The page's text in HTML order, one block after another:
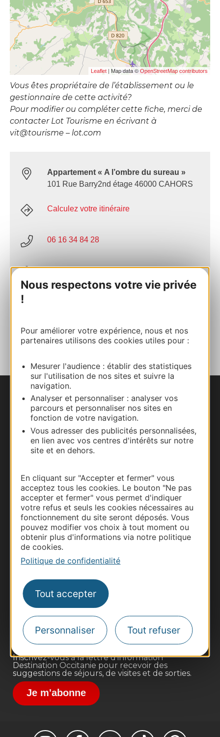
Nous respectons votre vie privée
!
Pour améliorer votre expérience, nous et nos
partenaires utilisons des cookies utiles pour :
Mesurer l'audience : établir des statistiques
sur l'utilisation de nos sites et suivre la
navigation.
Analyser et personnaliser : analyser vos
parcours et personnaliser nos sites en
fonction de votre navigation.
Vous adresser des publicités personnalisées,
en lien avec vos centres d'intérêts sur notre
site et en dehors.
En cliquant sur "Accepter et fermer" vous
acceptez tous les cookies. Le bouton "Ne pas
accepter et fermer" vous permet d'indiquer
votre refus et seuls les cookies nécessaires au
fonctionnement du site seront déposés. Vous
pouvez modifier vos choix à tout moment ou
obtenir plus d'informations via notre politique
de cookies.
Politique de confidentialité
Tout accepter
Personnaliser Tout refuser
Leaflet | Map data ©OpenStreetMap contributors
Vous êtes propriétaire de l’établissement ou le
gestionnaire de cette activité?
Pour modifier ou compléter cette fiche, merci de
contacter Lot Tourisme en écrivant à
vit@tourisme – lot.com
Appartement « A l’ombre du sureau »
101 Rue Barry2nd étage 46000 CAHORS
Calculez votre itinéraire
06 16 34 84 28
E-mail
AJOUTER
AU CARNET
Nous contacter
Carte interactive
Documentation
Thermalisme
Business/Mice
Pros d'Occitanie
Site presse et d'influence
Voyagistes
Destination Sport
Inscrivez-vous à la lettre d'information
Destination Occitanie pour recevoir des
suggestions de séjours, de visites et de sorties.
Je m'abonne